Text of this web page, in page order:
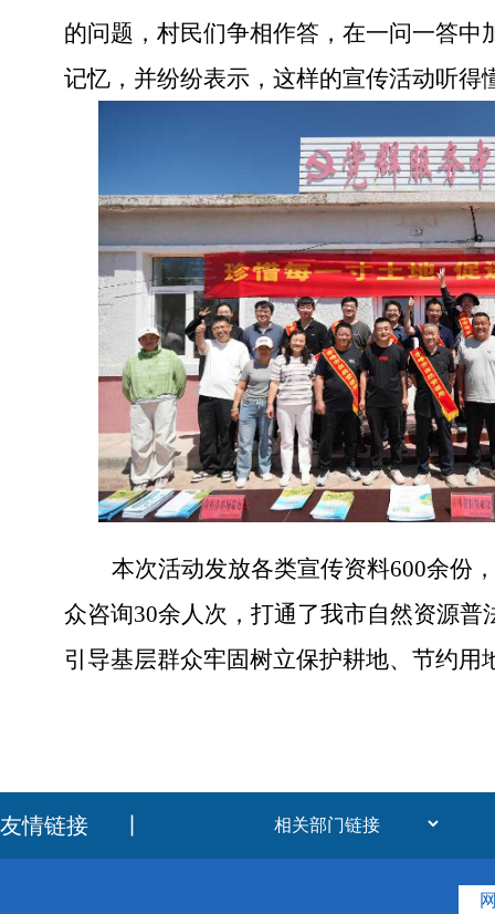
的问题，村民们争相作答，在一问一答中
记忆，并纷纷表示，这样的宣传活动听得
本次活动发放各类宣传资料600余份
众咨询30余人次，打通了我市自然资源普
引导基层群众牢固树立保护耕地、节约用
友情链接